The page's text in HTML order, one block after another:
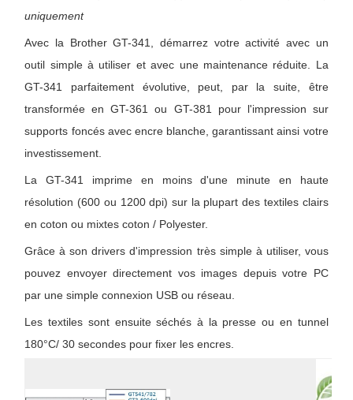
uniquement
Avec la Brother GT-341, démarrez votre activité avec un
outil simple à utiliser et avec une maintenance réduite. La
GT-341 parfaitement évolutive, peut, par la suite, être
transformée en GT-361 ou GT-381 pour l'impression sur
supports foncés avec encre blanche, garantissant ainsi votre
investissement.
La GT-341 imprime en moins d'une minute en haute
résolution (600 ou 1200 dpi) sur la plupart des textiles clairs
en coton ou mixtes coton / Polyester.
Grâce à son drivers d'impression très simple à utiliser, vous
pouvez envoyer directement vos images depuis votre PC
par une simple connexion USB ou réseau.
Les textiles sont ensuite séchés à la presse ou en tunnel
180°C/ 30 secondes pour fixer les encres.